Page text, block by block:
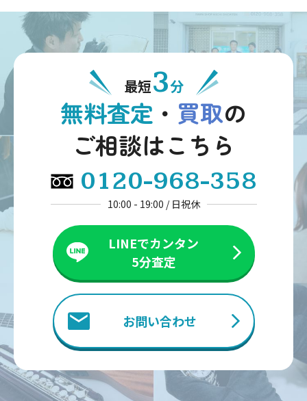
最短3分
無料査定 ・ 買取の
ご相談はこちら
0120-968-358
10:00 - 19:00 / 日祝休
LINEでカンタン
5分査定
お問い合わせ